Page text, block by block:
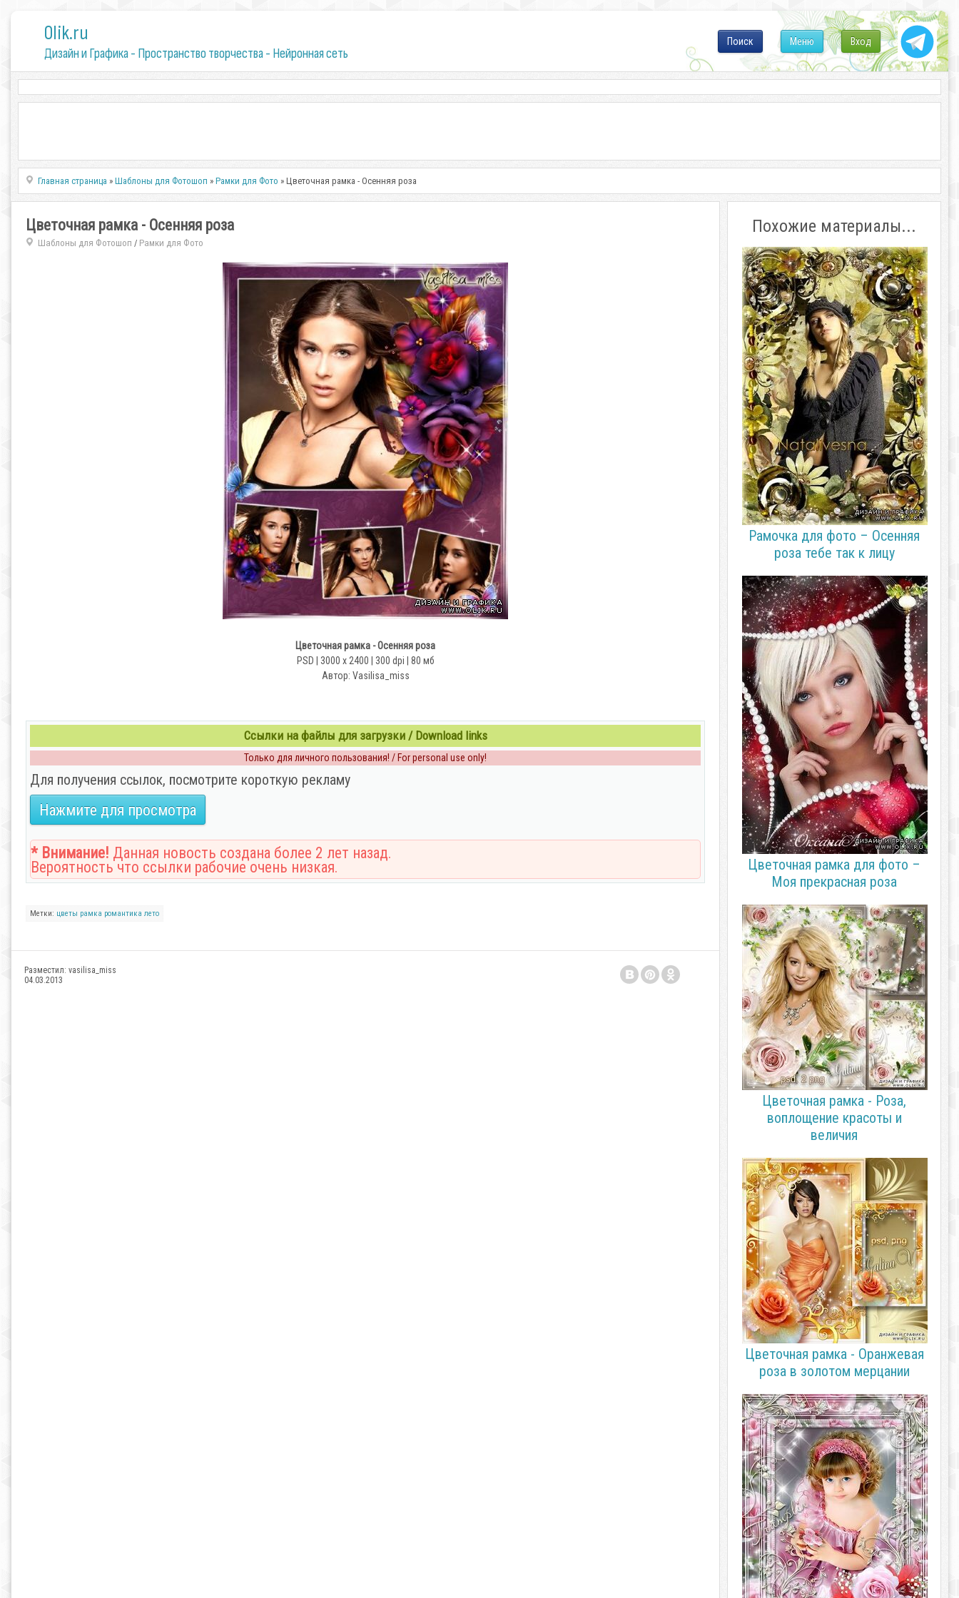
0lik.ru
Дизайн и Графика - Пространство творчества - Нейронная сеть
Вход
Меню
Поиск
Главная страница »Шаблоны для Фотошоп »Рамки для Фото » Цветочная рамка - Осенняя роза
Цветочная рамка - Осенняя роза
Шаблоны для Фотошоп / Рамки для Фото
Цветочная рамка - Осенняя роза
PSD | 3000 х 2400 | 300 dpi | 80 мб
Автор: Vasilisa_miss
Ссылки на файлы для загрузки / Download links
Только для личного пользования! / For personal use only!
Для получения ссылок, посмотрите короткую рекламу
Нажмите для просмотра
* Внимание! Данная новость создана более 2 лет назад.
Вероятность что ссылки рабочие очень низкая.
Метки: цветы рамка романтика лето
Разместил: vasilisa_miss
04.03.2013
Похожие материалы...
Рамочка для фото – Осенняя
роза тебе так к лицу
Цветочная рамка для фото –
Моя прекрасная роза
Цветочная рамка - Роза,
воплощение красоты и
величия
Цветочная рамка - Оранжевая
роза в золотом мерцании